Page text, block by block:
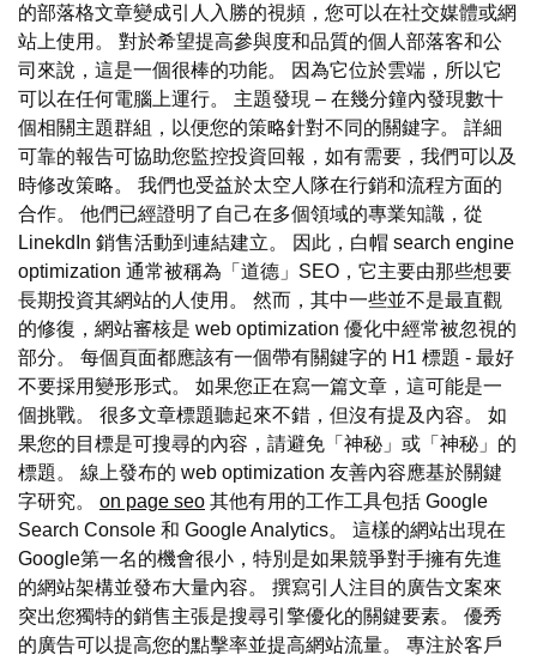
的部落格文章變成引人入勝的視頻，您可以在社交媒體或網
站上使用。 對於希望提高參與度和品質的個人部落客和公
司來說，這是一個很棒的功能。 因為它位於雲端，所以它
可以在任何電腦上運行。 主題發現 – 在幾分鐘內發現數十
個相關主題群組，以便您的策略針對不同的關鍵字。 詳細
可靠的報告可協助您監控投資回報，如有需要，我們可以及
時修改策略。 我們也受益於太空人隊在行銷和流程方面的
合作。 他們已經證明了自己在多個領域的專業知識，從
LinekdIn 銷售活動到連結建立。 因此，白帽 search engine
optimization 通常被稱為「道德」SEO，它主要由那些想要
長期投資其網站的人使用。 然而，其中一些並不是最直觀
的修復，網站審核是 web optimization 優化中經常被忽視的
部分。 每個頁面都應該有一個帶有關鍵字的 H1 標題 - 最好
不要採用變形形式。 如果您正在寫一篇文章，這可能是一
個挑戰。 很多文章標題聽起來不錯，但沒有提及內容。 如
果您的目標是可搜尋的內容，請避免「神秘」或「神秘」的
標題。 線上發布的 web optimization 友善內容應基於關鍵
字研究。 on page seo 其他有用的工作工具包括 Google
Search Console 和 Google Analytics。 這樣的網站出現在
Google第一名的機會很小，特別是如果競爭對手擁有先進
的網站架構並發布大量內容。 撰寫引人注目的廣告文案來
突出您獨特的銷售主張是搜尋引擎優化的關鍵要素。 優秀
的廣告可以提高您的點擊率並提高網站流量。 專注於客戶